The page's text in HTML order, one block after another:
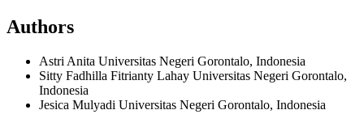
Authors
Astri Anita Universitas Negeri Gorontalo, Indonesia
Sitty Fadhilla Fitrianty Lahay Universitas Negeri Gorontalo,
Indonesia
Jesica Mulyadi Universitas Negeri Gorontalo, Indonesia